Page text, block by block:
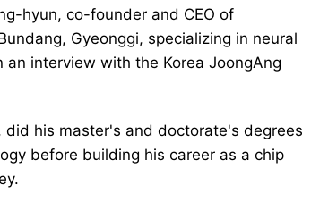
hyun, co-founder and CEO of
Gyeonggi, specializing in neural
interview with the Korea JoongAng
his master's and doctorate's degrees
before building his career as a chip